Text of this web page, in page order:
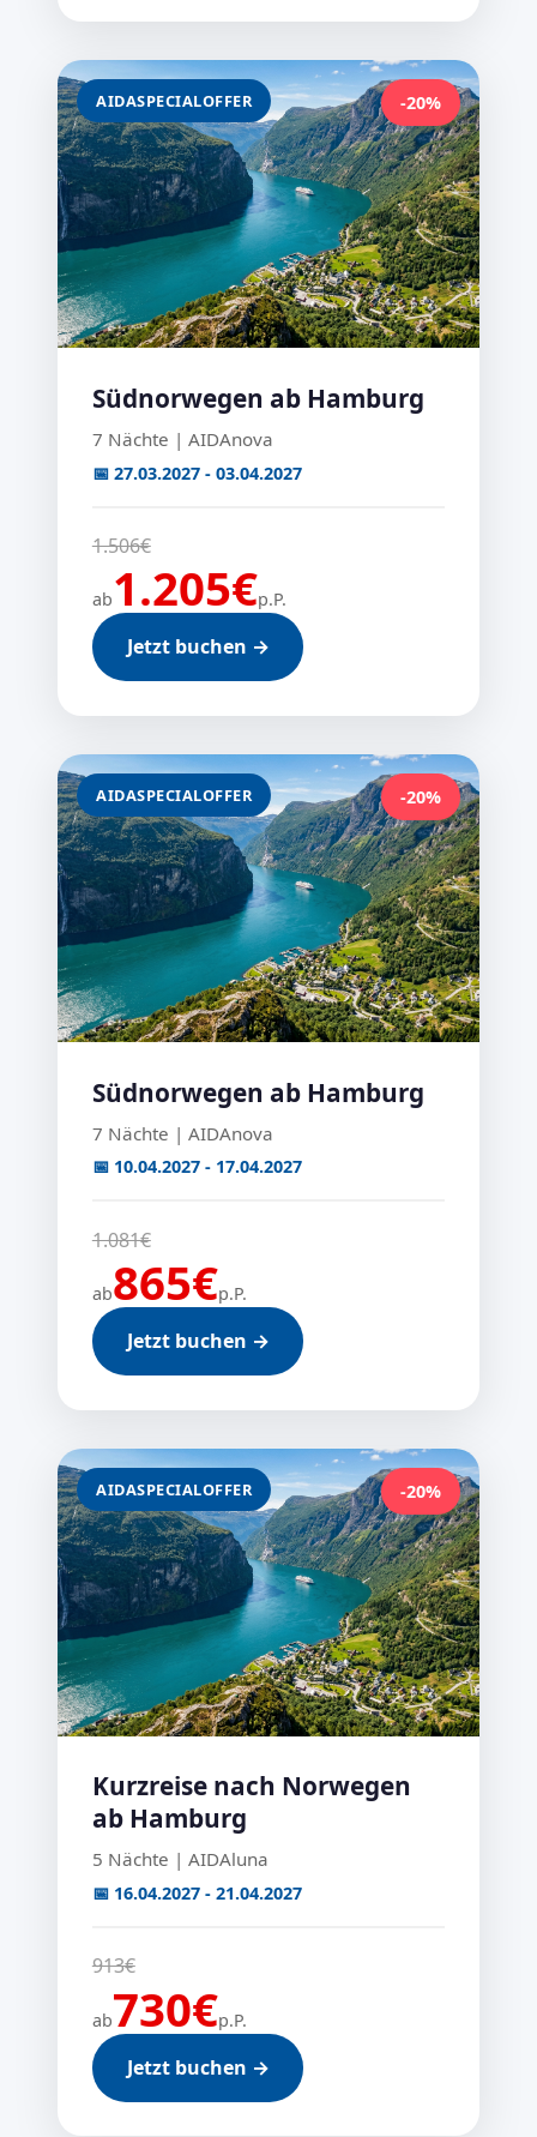
AIDASPECIALOFFER -20%
Südnorwegen ab Hamburg
7 Nächte | AIDAnova
📅 27.03.2027 - 03.04.2027
1.506€
ab1.205€p.P.
Jetzt buchen →
AIDASPECIALOFFER -20%
Südnorwegen ab Hamburg
7 Nächte | AIDAnova
📅 10.04.2027 - 17.04.2027
1.081€
ab865€p.P.
Jetzt buchen →
AIDASPECIALOFFER -20%
Kurzreise nach Norwegen
ab Hamburg
5 Nächte | AIDAluna
📅 16.04.2027 - 21.04.2027
913€
ab730€p.P.
Jetzt buchen →